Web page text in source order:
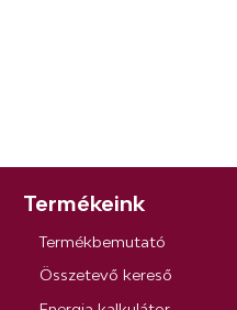
Termékeink
Termékbemutató
Összetevő kereső